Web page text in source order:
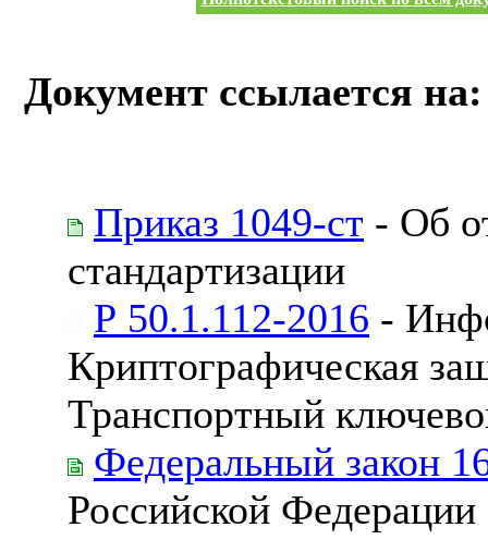
Документ ссылается на:
Приказ 1049-ст - Об
стандартизации
Р 50.1.112-2016 -
Криптографическая
Транспортный
Федеральный закон
Российской Федерации